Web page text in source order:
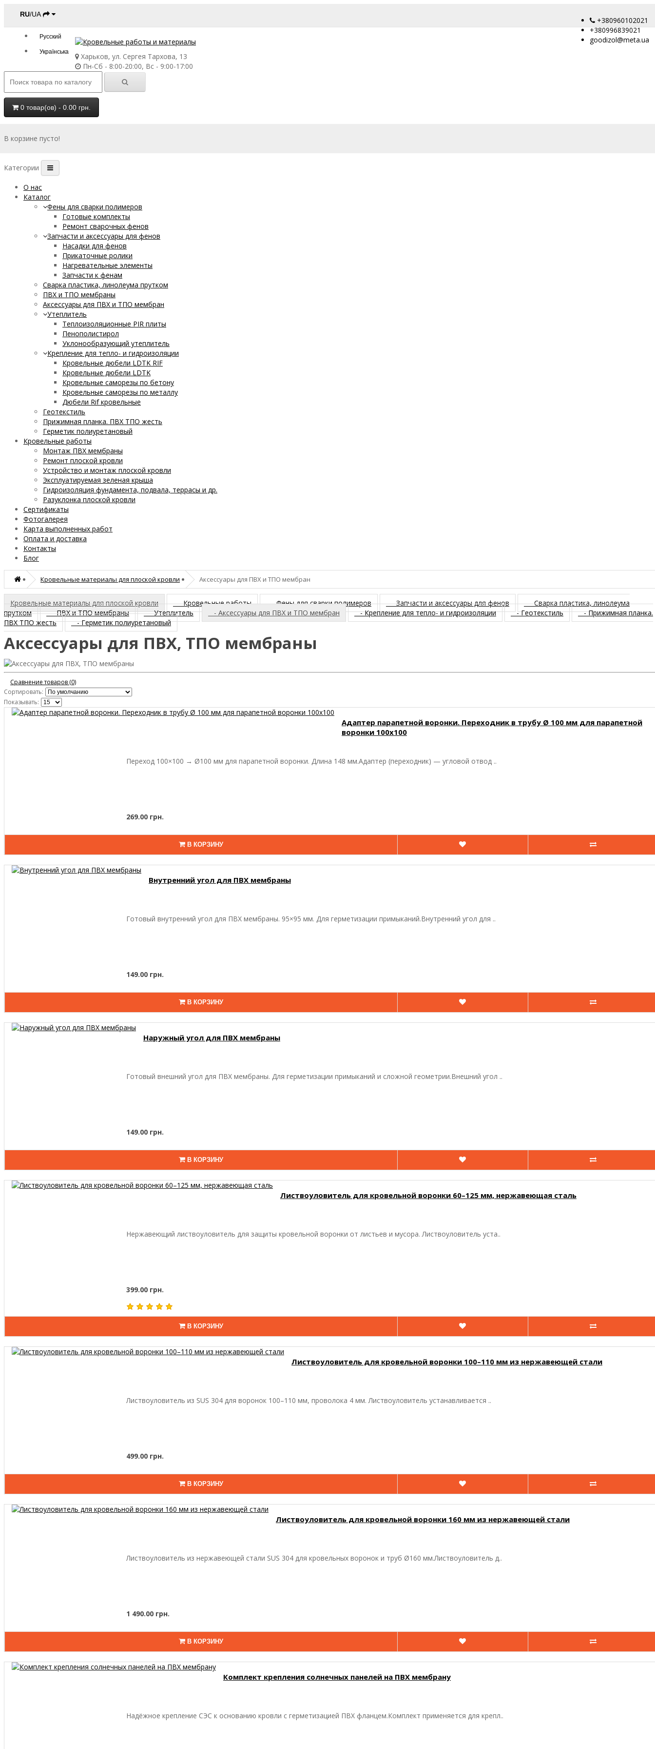
RU/UA
Русский
Українська
+380960102021
+380996839021
goodizol@meta.ua
Харьков, ул. Сергея Тархова, 13
Пн-Сб - 8:00-20:00, Вс - 9:00-17:00
0 товар(ов) - 0.00 грн.
В корзине пусто!
Категории
О нас
Каталог
Фены для сварки полимеров
Готовые комплекты
Ремонт сварочных фенов
Запчасти и аксессуары для фенов
Насадки для фенов
Прикаточные ролики
Нагревательные элементы
Запчасти к фенам
Сварка пластика, линолеума прутком
ПВХ и ТПО мембраны
Аксессуары для ПВХ и ТПО мембран
Утеплитель
Теплоизоляционные PIR плиты
Пенополистирол
Уклонообразующий утеплитель
Крепление для тепло- и гидроизоляции
Кровельные дюбели LDTK RIF
Кровельные дюбели LDTK
Кровельные саморезы по бетону
Кровельные саморезы по металлу
Дюбели Rif кровельные
Геотекстиль
Прижимная планка. ПВХ ТПО жесть
Герметик полиуретановый
Кровельные работы
Монтаж ПВХ мембраны
Ремонт плоской кровли
Устройство и монтаж плоской кровли
Эксплуатируемая зеленая крыша
Гидроизоляция фундамента, подвала, террасы и др.
Разуклонка плоской кровли
Сертификаты
Фотогалерея
Карта выполненных работ
Оплата и доставка
Контакты
Блог
Кровельные материалы для плоской кровли Аксессуары для ПВХ и ТПО мембран
Кровельные материалы для плоской кровли - Кровельные работы - Фены для сварки полимеров - Запчасти и аксессуары для фенов
- Сварка пластика, линолеума
прутком
- ПВХ и ТПО мембраны - Утеплитель - Аксессуары для ПВХ и ТПО мембран - Крепление для тепло- и гидроизоляции - Геотекстиль
- Прижимная планка.
ПВХ ТПО жесть
- Герметик полиуретановый
Аксессуары для ПВХ, ТПО мембраны
Сравнение товаров (0)
Сортировать:
Показывать:
Адаптер парапетной воронки. Переходник в трубу Ø 100 мм для парапетной
воронки 100х100
Переход 100×100 → Ø100 мм для парапетной воронки. Длина 148 мм.Адаптер (переходник) — угловой отвод ..
269.00 грн.
В КОРЗИНУ
Внутренний угол для ПВХ мембраны
Готовый внутренний угол для ПВХ мембраны. 95×95 мм. Для герметизации примыканий.Внутренний угол для ..
149.00 грн.
В КОРЗИНУ
Наружный угол для ПВХ мембраны
Готовый внешний угол для ПВХ мембраны. Для герметизации примыканий и сложной геометрии.Внешний угол ..
149.00 грн.
В КОРЗИНУ
Листвоуловитель для кровельной воронки 60–125 мм, нержавеющая сталь
Нержавеющий листвоуловитель для защиты кровельной воронки от листьев и мусора. Листвоуловитель уста..
399.00 грн.
В КОРЗИНУ
Листвоуловитель для кровельной воронки 100–110 мм из нержавеющей стали
Листвоуловитель из SUS 304 для воронок 100–110 мм, проволока 4 мм. Листвоуловитель устанавливается ..
499.00 грн.
В КОРЗИНУ
Листвоуловитель для кровельной воронки 160 мм из нержавеющей стали
Листвоуловитель из нержавеющей стали SUS 304 для кровельных воронок и труб Ø160 мм.Листвоуловитель д..
1 490.00 грн.
В КОРЗИНУ
Комплект крепления солнечных панелей на ПВХ мембрану
Надёжное крепление СЭС к основанию кровли с герметизацией ПВХ фланцем.Комплект применяется для крепл..